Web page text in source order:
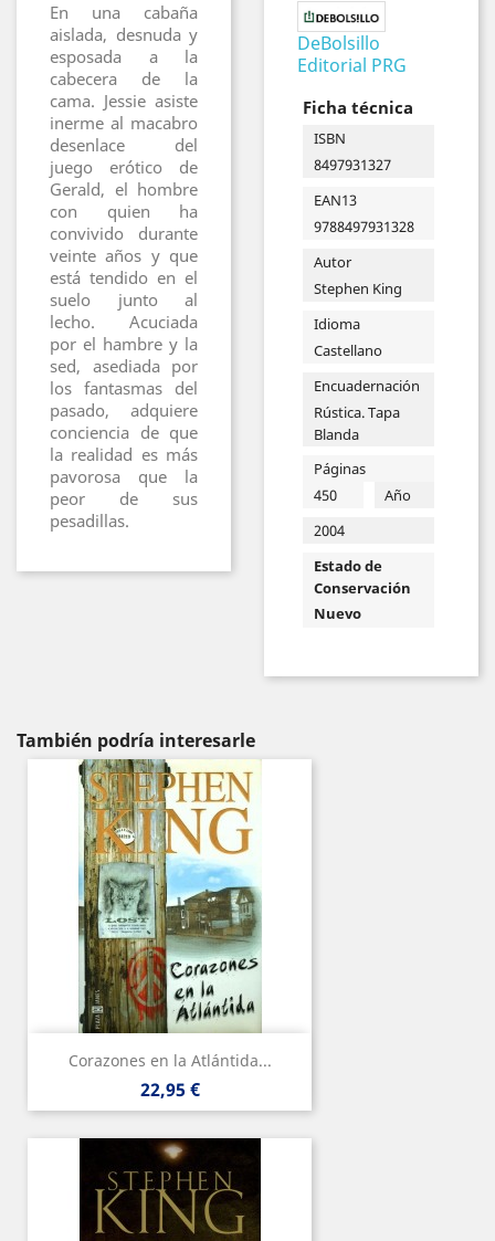
En una cabaña
aislada, desnuda y
esposada a la
cabecera de la
cama. Jessie asiste
inerme al macabro
desenlace del
juego erótico de
Gerald, el hombre
con quien ha
convivido durante
veinte años y que
está tendido en el
suelo junto al
lecho. Acuciada
por el hambre y la
sed, asediada por
los fantasmas del
pasado, adquiere
conciencia de que
la realidad es más
pavorosa que la
peor de sus
pesadillas.
DeBolsillo
Editorial PRG
Ficha técnica
ISBN
8497931327
EAN13
9788497931328
Autor
Stephen King
Idioma
Castellano
Encuadernación
Rústica. Tapa
Blanda
Páginas
450
Año
2004
Estado de
Conservación
Nuevo
También podría interesarle
Corazones en la Atlántida...
Precio
22,95 €